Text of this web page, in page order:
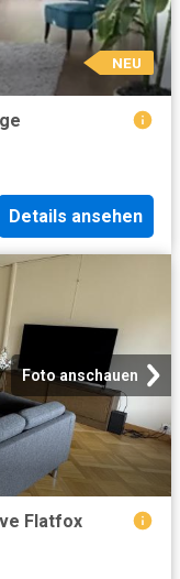
NEU
Details ansehen
Foto anschauen
Flatfox